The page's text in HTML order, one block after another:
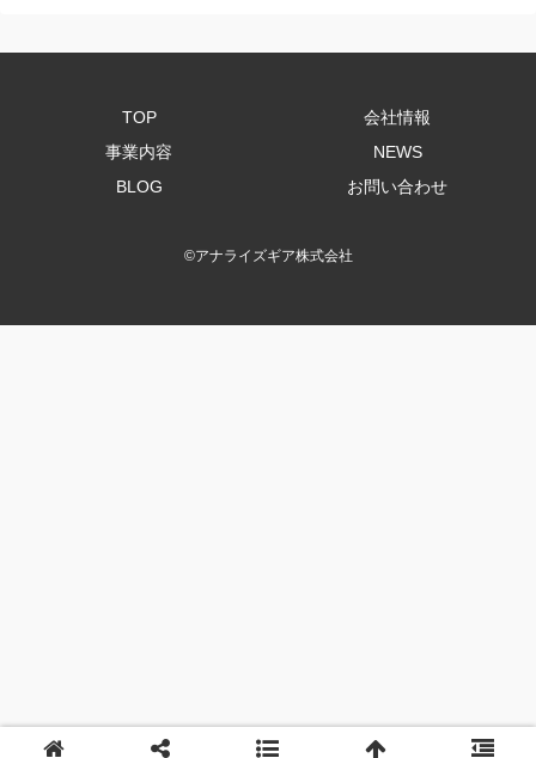
TOP
会社情報
事業内容
NEWS
BLOG
お問い合わせ
©アナライズギア株式会社